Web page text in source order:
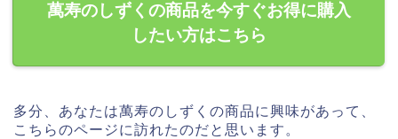
萬寿のしずくの商品を今すぐお得に購入
したい方はこちら
多分、あなたは萬寿のしずくの商品に興味があって、
こちらのページに訪れたのだと思います。